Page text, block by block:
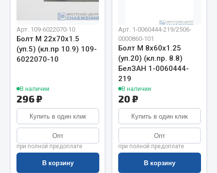
Весь раздел
Автомобильная электрика
Автолампы
Блоки реле и предохранителей
Вилки нагрузочные
Выключатели и переключатели клавишные
Выключатели кнопочные
Выключатель массы
Арт. 109-6022070-10
Болт М 22х70х1.5
(уп.5) (кл.пр 10.9) 109-
6022070-10
В наличии
296 ₽
Купить в один клик
Опт
при полной предоплате
В корзину
Арт. 1-0060444-219/2506-
0000860-101
Болт М 8х60х1.25
(уп.20) (кл.пр. 8.8)
БелЗАН 1-0060444-
219
В наличии
20 ₽
Купить в один клик
Опт
при полной предоплате
В корзину